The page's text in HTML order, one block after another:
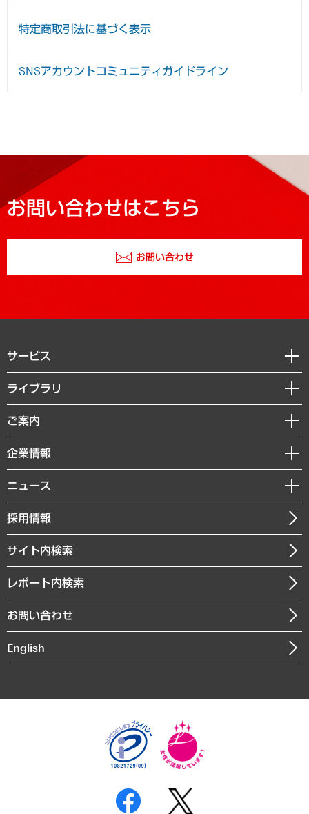
特定商取引法に基づく表示
SNSアカウントコミュニティガイドライン
お問い合わせはこちら
お問い合わせ
サービス
経営戦略
組織・人事戦略
デジタルイノベーション
共生・ダイバーシティ
GRC（ガバナンス・リスク・コンプライアンス）・防災（政策）
経済・産業・雇用・労働
まちづくり・観光・交通・スポーツ・スマートシティ
自然資源・農林水産業・食料システム
ライブラリ
経済調査
レポート
コラム
経営用語集
受託・受注実績（官公庁関連）
メディア掲載・出演
ご案内
セミナー・イベント情報
MUFGビジネスセミナー
受託案件情報
企業情報
私たちの想い
社長メッセージ
会社概要
沿革
組織図・本部部室紹介
インドネシア現地法人
個人情報保護方針
反社会的勢力に対する基本方針
ニュース
ニュースリリース
お知らせ
採用情報
サイト内検索
レポート内検索
お問い合わせ
English